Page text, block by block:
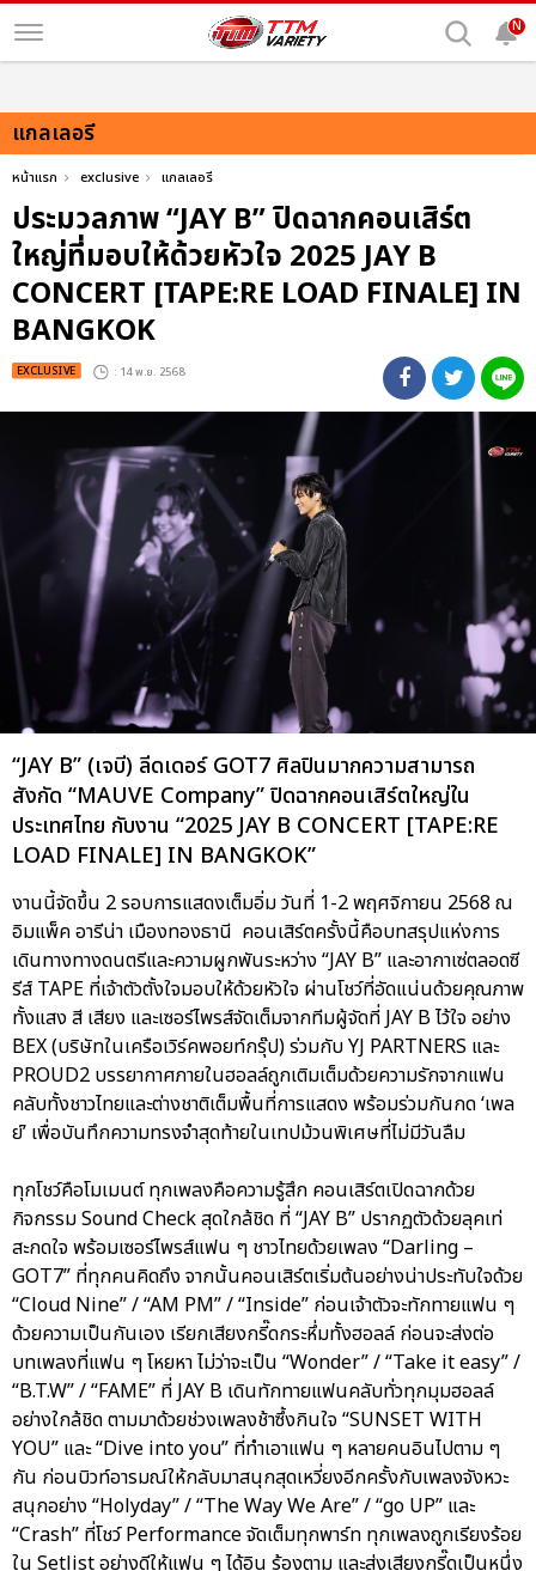
N
แกลเลอรี
หน้าแรก exclusive แกลเลอรี
ประมวลภาพ “JAY B” ปิดฉากคอนเสิร์ต
ใหญ่ที่มอบให้ด้วยหัวใจ 2025 JAY B
CONCERT [TAPE:RE LOAD FINALE] IN
BANGKOK
EXCLUSIVE : 14 พ.ย. 2568
“JAY B” (เจบี) ลีดเดอร์ GOT7 ศิลปินมากความสามารถ
สังกัด “MAUVE Company” ปิดฉากคอนเสิร์ตใหญ่ใน
ประเทศไทย กับงาน “2025 JAY B CONCERT [TAPE:RE
LOAD FINALE] IN BANGKOK”
งานนี้จัดขึ้น 2 รอบการแสดงเต็มอิ่ม วันที่ 1-2 พฤศจิกายน 2568 ณ
อิมแพ็ค อารีน่า เมืองทองธานี คอนเสิร์ตครั้งนี้คือบทสรุปแห่งการ
เดินทางทางดนตรีและความผูกพันระหว่าง “JAY B” และอากาเซ่ตลอดซี
รีส์ TAPE ที่เจ้าตัวตั้งใจมอบให้ด้วยหัวใจ ผ่านโชว์ที่อัดแน่นด้วยคุณภาพ
ทั้งแสง สี เสียง และเซอร์ไพรส์จัดเต็มจากทีมผู้จัดที่ JAY B ไว้ใจ อย่าง
BEX (บริษัทในเครือเวิร์คพอยท์กรุ๊ป) ร่วมกับ YJ PARTNERS และ
PROUD2 บรรยากาศภายในฮอลล์ถูกเติมเต็มด้วยความรักจากแฟน
คลับทั้งชาวไทยและต่างชาติเต็มพื้นที่การแสดง พร้อมร่วมกันกด ‘เพล
ย์’ เพื่อบันทึกความทรงจำสุดท้ายในเทปม้วนพิเศษที่ไม่มีวันลืม
ทุกโชว์คือโมเมนต์ ทุกเพลงคือความรู้สึก คอนเสิร์ตเปิดฉากด้วย
กิจกรรม Sound Check สุดใกล้ชิด ที่ “JAY B” ปรากฏตัวด้วยลุคเท่
สะกดใจ พร้อมเซอร์ไพรส์แฟน ๆ ชาวไทยด้วยเพลง “Darling –
GOT7” ที่ทุกคนคิดถึง จากนั้นคอนเสิร์ตเริ่มต้นอย่างน่าประทับใจด้วย
“Cloud Nine” / “AM PM” / “Inside” ก่อนเจ้าตัวจะทักทายแฟน ๆ
ด้วยความเป็นกันเอง เรียกเสียงกรี๊ดกระหึ่มทั้งฮอลล์ ก่อนจะส่งต่อ
บทเพลงที่แฟน ๆ โหยหา ไม่ว่าจะเป็น “Wonder” / “Take it easy” /
“B.T.W” / “FAME” ที่ JAY B เดินทักทายแฟนคลับทั่วทุกมุมฮอลล์
อย่างใกล้ชิด ตามมาด้วยช่วงเพลงช้าซึ้งกินใจ “SUNSET WITH
YOU” และ “Dive into you” ที่ทำเอาแฟน ๆ หลายคนอินไปตาม ๆ
กัน ก่อนบิวท์อารมณ์ให้กลับมาสนุกสุดเหวี่ยงอีกครั้งกับเพลงจังหวะ
สนุกอย่าง “Holyday” / “The Way We Are” / “go UP” และ
“Crash” ที่โชว์ Performance จัดเต็มทุกพาร์ท ทุกเพลงถูกเรียงร้อย
ใน Setlist อย่างดีให้แฟน ๆ ได้อิน ร้องตาม และส่งเสียงกรี๊ดเป็นหนึ่ง